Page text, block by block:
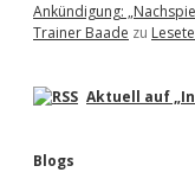
Ankündigung:
Trainer Baade zu
Aktuell auf
Blogs